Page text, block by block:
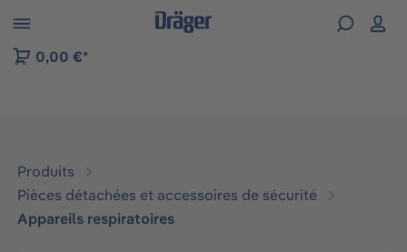
to B2B platform navigation
0,00 €*
Produits
Pièces détachées et accessoires de sécurité
Appareils respiratoires